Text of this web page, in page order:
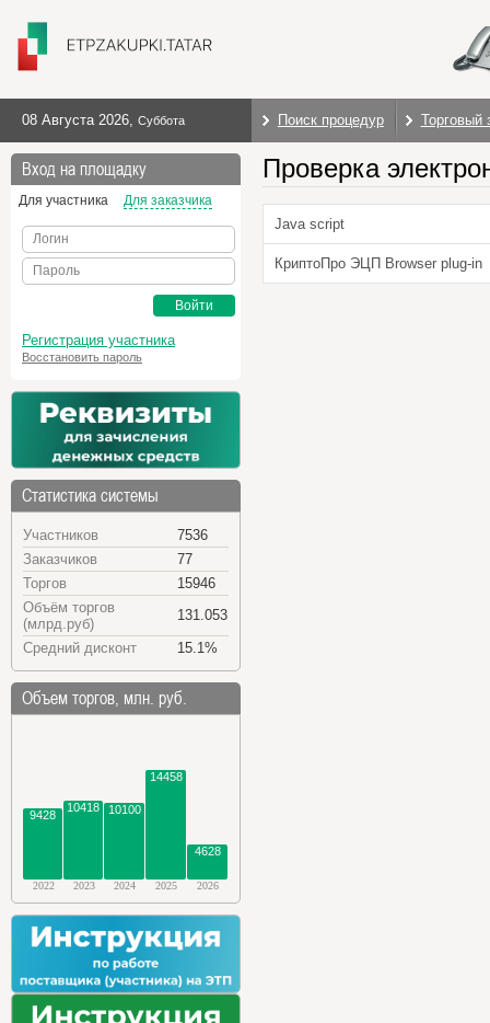
08 Августа 2026, Суббота Поиск процедур Торговый
Вход на площадку
Для участника Для заказчика
Логин
Пароль
Войти
Регистрация участника
Восстановить пароль
Статистика системы
Участников
7536
Заказчиков
77
Торгов
15946
Объём торгов
(млрд.руб)
131.053
Средний дисконт
15.1%
Объем торгов, млн. руб.
9428
10418 10100
14458
4628
2022 2023 2024 2025 2026
Проверка
Java script
КриптоПро ЭЦП Browser plug-in